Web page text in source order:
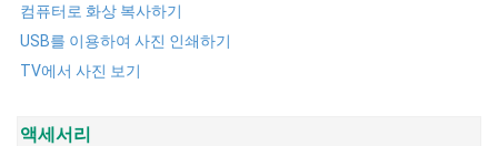
컴퓨터로 화상 복사하기
USB를 이용하여 사진 인쇄하기
TV에서 사진 보기
액세서리